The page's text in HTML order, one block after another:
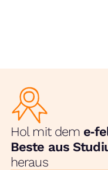
Hol mit dem
Beste aus
heraus